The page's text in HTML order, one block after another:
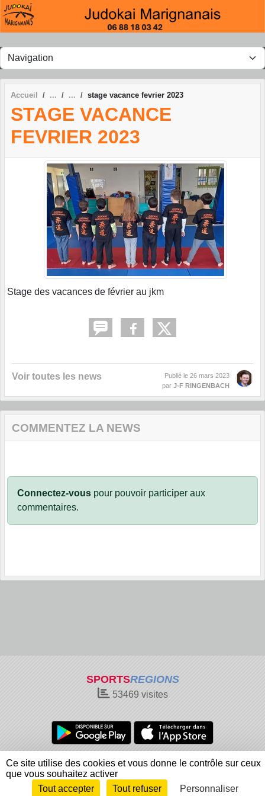
Accueil stage vacance fevrier 2023
STAGE VACANCE
FEVRIER 2023
Stage des vacances de février au jkm
Voir toutes les news Publié le 26 mars 2023
par J-F RINGENBACH
COMMENTEZ LA NEWS
Connectez-vous pour pouvoir participer aux
commentaires.
SPORTSREGIONS
53469 visites
Charte cookies
Gestion des cookies
Informations légales
Signaler un contenu inapproprié
Envie de participer ?
Connexion
Panneau de gestion des cookies
Ce site utilise des cookies et vous donne le contrôle sur ceux
que vous souhaitez activer
Tout accepter
Tout refuser Personnaliser